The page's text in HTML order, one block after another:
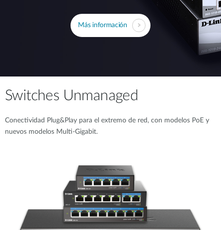
Más información
Switches Unmanaged
Conectividad Plug&Play para el extremo de red, con modelos PoE y
nuevos modelos Multi-Gigabit.